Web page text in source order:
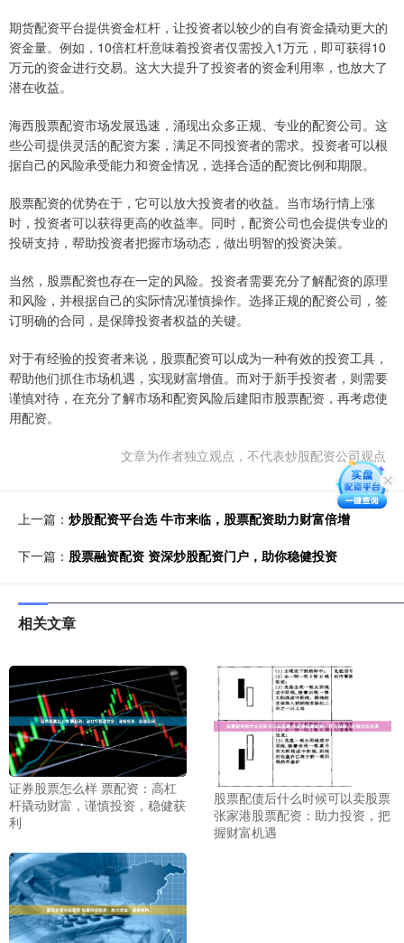
期货配资平台提供资金杠杆，让投资者以较少的自有资金撬动更大的
资金量。例如，10倍杠杆意味着投资者仅需投入1万元，即可获得10
万元的资金进行交易。这大大提升了投资者的资金利用率，也放大了
潜在收益。
海西股票配资市场发展迅速，涌现出众多正规、专业的配资公司。这
些公司提供灵活的配资方案，满足不同投资者的需求。投资者可以根
据自己的风险承受能力和资金情况，选择合适的配资比例和期限。
股票配资的优势在于，它可以放大投资者的收益。当市场行情上涨
时，投资者可以获得更高的收益率。同时，配资公司也会提供专业的
投研支持，帮助投资者把握市场动态，做出明智的投资决策。
当然，股票配资也存在一定的风险。投资者需要充分了解配资的原理
和风险，并根据自己的实际情况谨慎操作。选择正规的配资公司，签
订明确的合同，是保障投资者权益的关键。
对于有经验的投资者来说，股票配资可以成为一种有效的投资工具，
帮助他们抓住市场机遇，实现财富增值。而对于新手投资者，则需要
谨慎对待，在充分了解市场和配资风险后建阳市股票配资，再考虑使
用配资。
文章为作者独立观点，不代表炒股配资公司观点
上一篇： 炒股配资平台选 牛市来临，股票配资助力财富倍增
下一篇： 股票融资配资 资深炒股配资门户，助你稳健投资
相关文章
证券股票怎么样 票配资：高杠
杆撬动财富，谨慎投资，稳健获
利
股票配债后什么时候可以卖股票
张家港股票配资：助力投资，把
握财富机遇